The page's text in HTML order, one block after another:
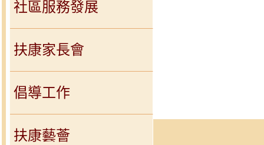
社區服務發展
扶康家長會
倡導工作
扶康藝薈